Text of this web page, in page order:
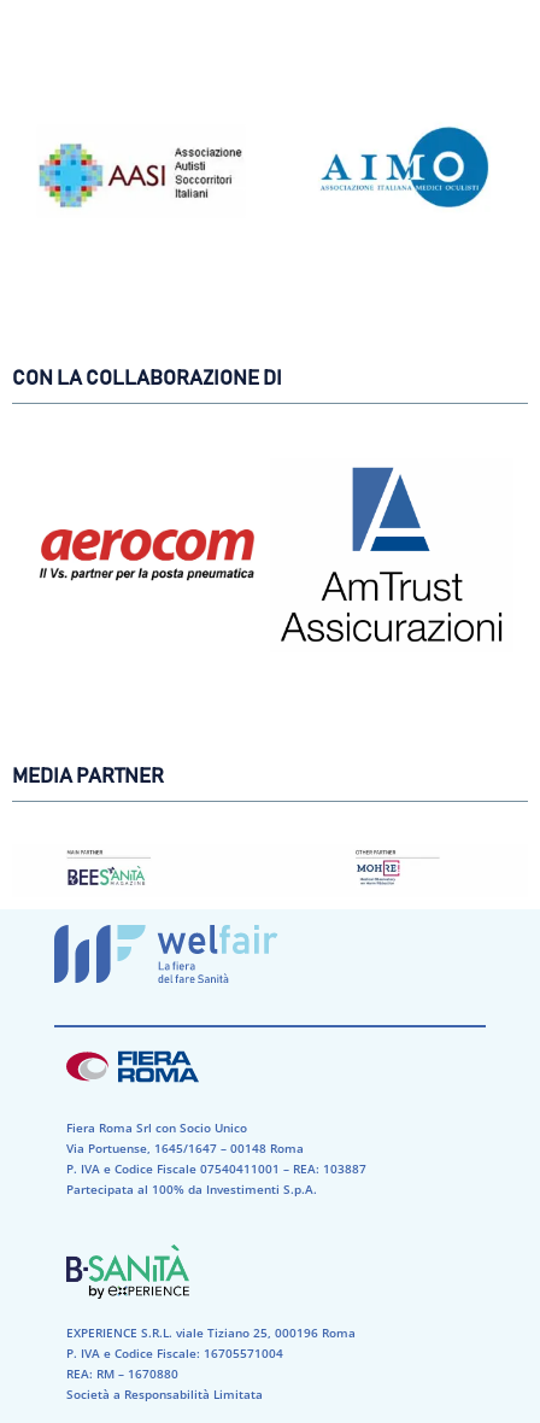
CON LA COLLABORAZIONE DI
MEDIA PARTNER
Fiera Roma Srl con Socio Unico
Via Portuense, 1645/1647 – 00148 Roma
P. IVA e Codice Fiscale 07540411001​ – REA: 103887​
Partecipata al 100% da Investimenti S.p.A.
EXPERIENCE S.R.L. viale Tiziano 25, 000196 Roma
P. IVA e Codice Fiscale: 16705571004
REA: RM – 1670880
Società a Responsabilità Limitata